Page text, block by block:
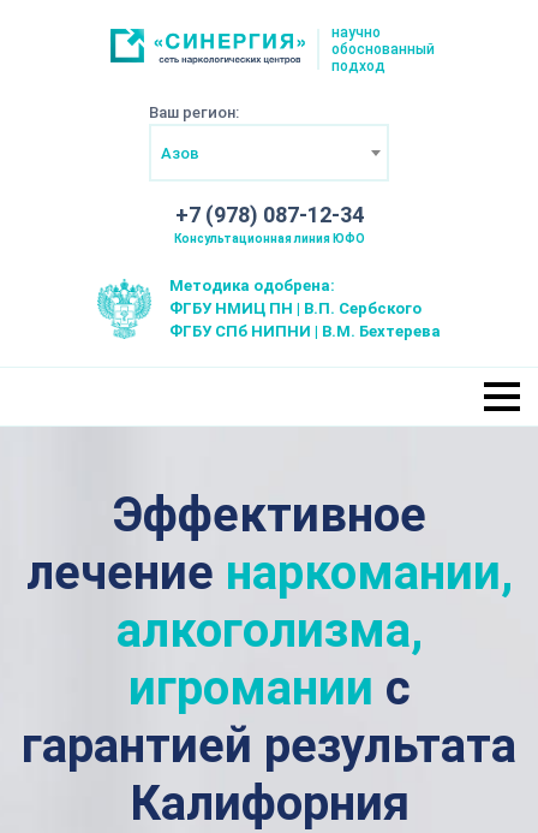
научно
обоснованный
подход
Ваш регион:
Азов
+7 (978) 087-12-34
Консультационная линия ЮФО
Методика одобрена:
ФГБУ НМИЦ ПН | В.П. Сербского
ФГБУ СПб НИПНИ | В.М. Бехтерева
Эффективное
лечение наркомании,
алкоголизма,
игромании с
гарантией результата
Калифорния